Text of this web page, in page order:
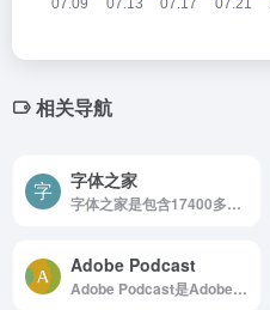
相关导航
字体之家
字体之家是包含17400多种有效字体下载,频道分类220个。用户覆盖各国,字体下载自带预览,查找方便,国内老牌字体下载站之一。
Adobe Podcast
Adobe Podcast是Adobe Podcast是一款由Adobe官方推出的AI音频降噪工具，提供两个主要功能：麦克风检测和音质改善。